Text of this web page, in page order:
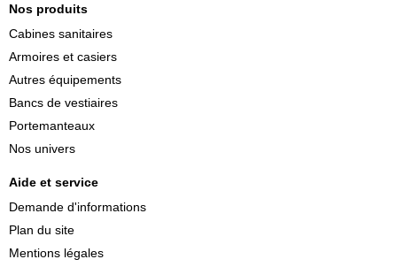
Nos produits
Cabines sanitaires
Armoires et casiers
Autres équipements
Bancs de vestiaires
Portemanteaux
Nos univers
Aide et service
Demande d'informations
Plan du site
Mentions légales